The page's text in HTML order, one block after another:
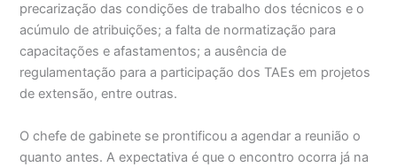
precarização das condições de trabalho dos técnicos e o
acúmulo de atribuições; a falta de normatização para
capacitações e afastamentos; a ausência de
regulamentação para a participação dos TAEs em projetos
de extensão, entre outras.
O chefe de gabinete se prontificou a agendar a reunião o
quanto antes. A expectativa é que o encontro ocorra já na